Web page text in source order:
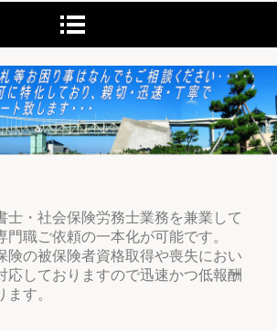
士・社会保険労務士業務を兼業して
門職ご依頼の一本化が可能です。
険の被保険者資格取得や喪失におい
応しておりますので迅速かつ低報酬
す。